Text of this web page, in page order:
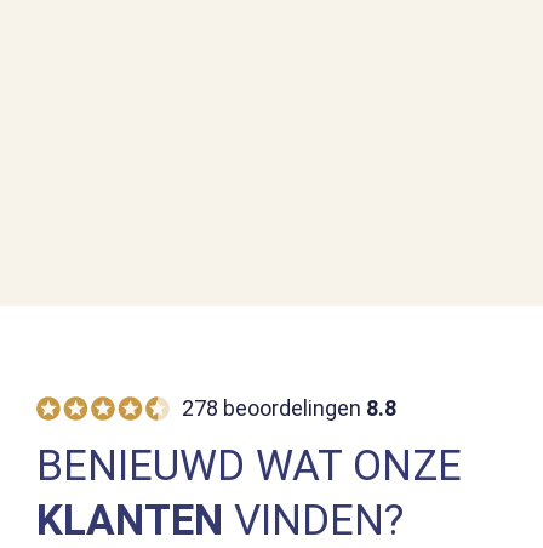
278 beoordelingen 8.8
BENIEUWD WAT ONZE
KLANTEN VINDEN?